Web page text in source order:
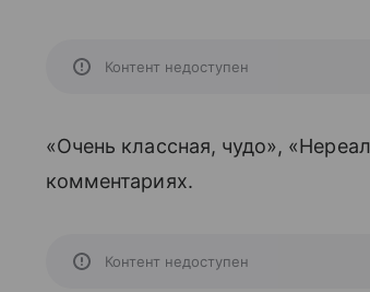
Контент недоступен
«Очень классная, чудо»,
комментариях.
Контент недоступен